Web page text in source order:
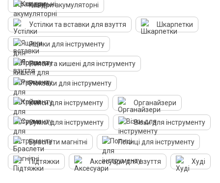
Ковдри акумуляторнi
Устілки та вставки для взуття Шкарпетки
Ящики для інструменту
Пояси та кишені для інструменту
Рюкзаки для інструменту
Кейси для інструменту Органайзери
Сумки для інструменту Візки для інструменту
Браслети магнітні Полиці для інструменту
Підтяжки Аксесуари для взуття Худі